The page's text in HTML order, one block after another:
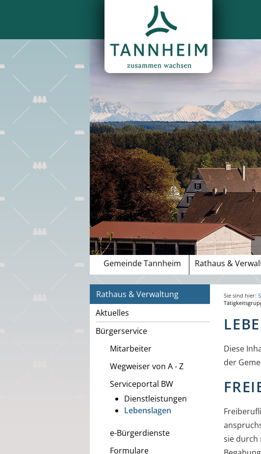
Gemeinde Tannheim Rathaus &
Rathaus & Verwaltung
Aktuelles
Bürgerservice
Mitarbeiter
Wegweiser von A - Z
Serviceportal BW
Dienstleistungen
Lebenslagen
e-Bürgerdienste
Formulare
Sie sind hier:
Diese
der
sie durch